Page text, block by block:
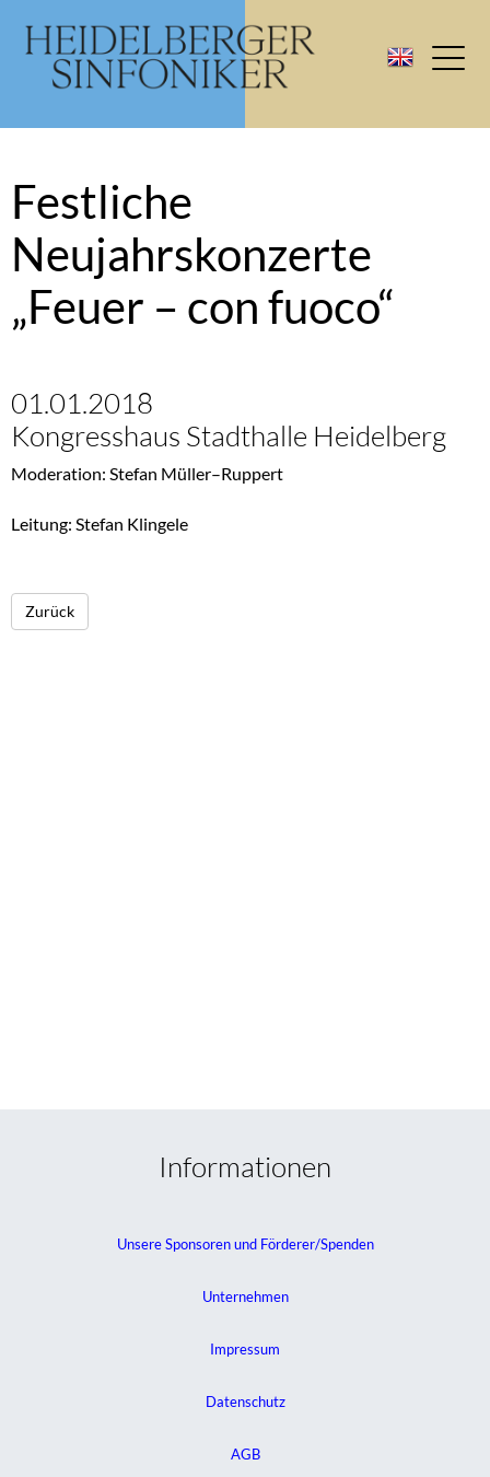
Festliche
Neujahrskonzerte
„Feuer – con fuoco“
01.01.2018
Kongresshaus Stadthalle Heidelberg
Moderation: Stefan Müller–Ruppert
Leitung: Stefan Klingele
Zurück
Informationen
Unsere Sponsoren und Förderer/Spenden
Unternehmen
Impressum
Datenschutz
AGB